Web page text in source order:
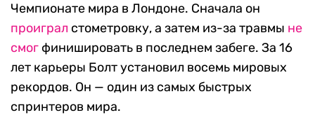
Чемпионате мира в Лондоне. Сначала он
проиграл стометровку, а затем из-за травмы не
смог финишировать в последнем забеге. За 16
лет карьеры Болт установил восемь мировых
рекордов. Он — один из самых быстрых
спринтеров мира.